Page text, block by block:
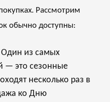
Рассмотрим
обычно доступны:
Один из самых
— это сезонные
несколько раз в
ко Дню